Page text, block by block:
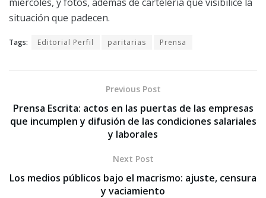
situación que padecen.
Tags: Editorial Perfil paritarias Prensa
Previous Post
Prensa Escrita: actos en las puertas de las empresas
que incumplen y difusión de las condiciones salariales
y laborales
Next Post
Los medios públicos bajo el macrismo: ajuste, censura
y vaciamiento